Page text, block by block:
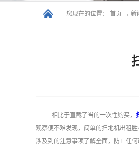
您现在的位置： 首页 → 新
相比于直截了当的一次性购买，
观察便不难发现，简单的扫地机出租
涉及到的注意事项了解全面，防止任何